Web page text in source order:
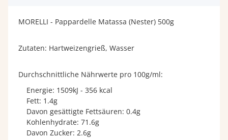
MORELLI - Pappardelle Matassa (Nester) 500g
Zutaten: Hartweizengrieß, Wasser
Durchschnittliche Nährwerte pro 100g/ml:
Energie: 1509kJ - 356 kcal
Fett: 1.4g
Davon gesättigte Fettsäuren: 0.4g
Kohlenhydrate: 71.6g
Davon Zucker: 2.6g